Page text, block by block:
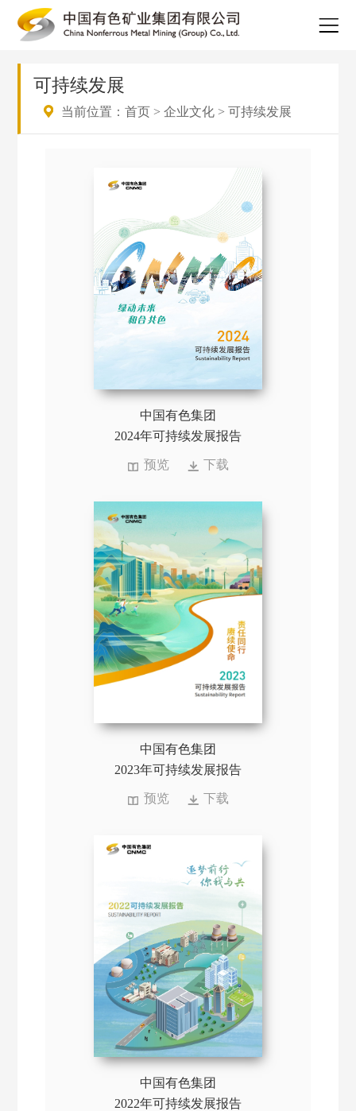
可持续发展
当前位置：首页 >企业文化 >可持续发展
中国有色集团
2024年可持续发展报告
预览 下载
中国有色集团
2023年可持续发展报告
预览 下载
中国有色集团
2022年可持续发展报告